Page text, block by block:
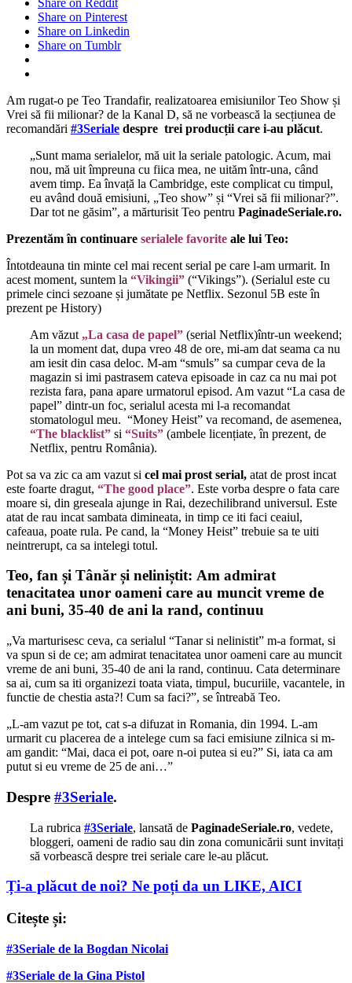
Share on Pinterest
Share on Linkedin
Share on Tumblr
Am rugat-o pe Teo Trandafir, realizatoarea emisiunilor Teo Show și
Vrei să fii milionar? de la Kanal D, să ne vorbească la secțiunea de
recomandări #3Seriale despre trei producții care i-au plăcut.
„Sunt mama serialelor, mă uit la seriale patologic. Acum, mai
nou, mă uit împreuna cu fiica mea, ne uităm într-una, când
avem timp. Ea învață la Cambridge, este complicat cu timpul,
eu având două emisiuni, „Teo show” și “Vrei să fii milionar?”.
Dar tot ne găsim”, a mărturisit Teo pentru PaginadeSeriale.ro.
Prezentăm în continuare serialele favorite ale lui Teo:
Întotdeauna tin minte cel mai recent serial pe care l-am urmarit. In
acest moment, suntem la “Vikingii” (“Vikings”). (Serialul este cu
primele cinci sezoane și jumătate pe Netflix. Sezonul 5B este în
prezent pe History)
Am văzut „La casa de papel” (serial Netflix)într-un weekend;
la un moment dat, dupa vreo 48 de ore, mi-am dat seama ca nu
am iesit din casa deloc. M-am “smuls” sa cumpar ceva de la
magazin si imi pastrasem cateva episoade in caz ca nu mai pot
rezista fara, pana apare urmatorul episod. Am vazut “La casa de
papel” dintr-un foc, serialul acesta mi l-a recomandat
stomatologul meu. “Money Heist” va recomand, de asemenea,
“The blacklist” si “Suits” (ambele licențiate, în prezent, de
Netflix, pentru România).
Pot sa va zic ca am vazut si cel mai prost serial, atat de prost incat
este foarte dragut, “The good place”. Este vorba despre o fata care
moare si, din greseala ajunge in Rai, dezechilibrand universul. Este
atat de rau incat sambata dimineata, in timp ce iti faci ceaiul,
cafeaua, poate rula. Pe cand, la “Money Heist” trebuie sa te uiti
neintrerupt, ca sa intelegi totul.
Teo, fan și Tânăr și neliniștit: Am admirat
tenacitatea unor oameni care au muncit vreme de
ani buni, 35-40 de ani la rand, continuu
„Va marturisesc ceva, ca serialul “Tanar si nelinistit” m-a format, si
va spun si de ce; am admirat tenacitatea unor oameni care au muncit
vreme de ani buni, 35-40 de ani la rand, continuu. Cata determinare
sa ai, cum sa iti organizezi toata viata, timpul, bucuriile, vacantele, in
functie de chestia asta?! Cum sa faci?”, se întreabă Teo.
„L-am vazut pe tot, cat s-a difuzat in Romania, din 1994. L-am
urmarit cu placerea de a intelege cum sa faci emisiune zilnica si m-
am gandit: “Mai, daca ei pot, oare n-oi putea si eu?” Si, iata ca am
putut si eu vreme de 25 de ani…”
Despre #3Seriale.
La rubrica #3Seriale, lansată de PaginadeSeriale.ro, vedete,
bloggeri, oameni de radio sau din zona comunicării sunt invitați
să vorbească despre trei seriale care le-au plăcut.
Ți-a plăcut de noi? Ne poți da un LIKE, AICI
Citește și:
#3Seriale de la Bogdan Nicolai
#3Seriale de la Gina Pistol